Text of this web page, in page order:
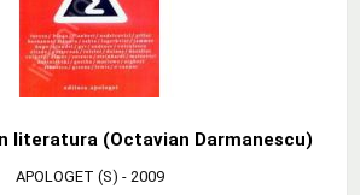
literatura (Octavian Darmanescu)
APOLOGET (S) - 2009